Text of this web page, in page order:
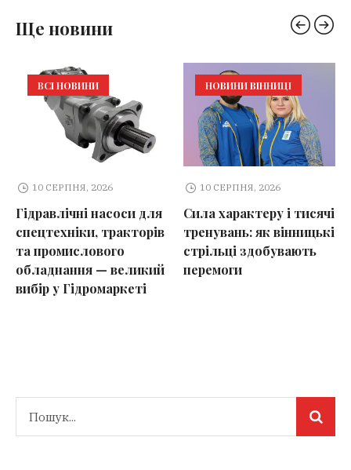
Ще новини
ВСІ НОВИНИ
10 СЕРПНЯ, 2026
Гідравлічні насоси для
спецтехніки, тракторів
та промислового
обладнання — великий
вибір у Гідромаркеті
НОВИНИ ВІННИЦІ
10 СЕРПНЯ, 2026
Сила характеру і тисячі
тренувань: як вінницькі
стрільці здобувають
перемоги